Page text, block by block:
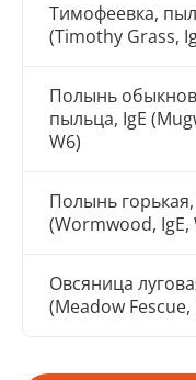
Тимофеевка,
(Timothy Grass,
Полынь
пыльца, IgE
W6)
Полынь горькая,
(Wormwood, IgE,
Овсяница
(Meadow Fescue,